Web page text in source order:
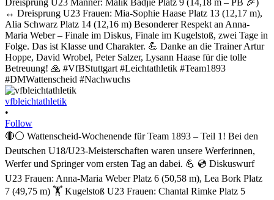
vfbleichtathletik
•
Follow
🔴⚪ Wattenscheid-Wochenende für Team 1893 – Teil 1! Bei den
Deutschen U18/U23-Meisterschaften waren unsere Werferinnen,
Werfer und Springer vom ersten Tag an dabei. 💪 💿 Diskuswurf
U23 Frauen: Anna-Maria Weber Platz 6 (50,58 m), Lea Bork Platz
7 (49,75 m) 🏋️ Kugelstoß U23 Frauen: Chantal Rimke Platz 5